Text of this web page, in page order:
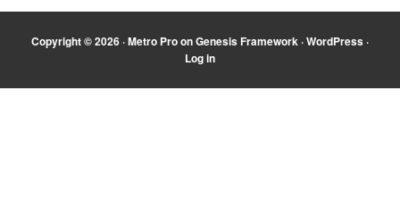
Copyright © 2026 ·Metro ProonGenesis Framework ·WordPress ·
Log in